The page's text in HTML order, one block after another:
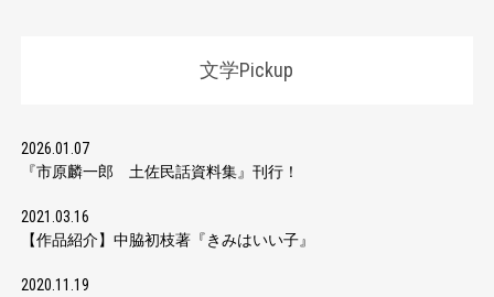
文学Pickup
2026.01.07
『市原麟一郎 土佐民話資料集』刊行！
2021.03.16
【作品紹介】中脇初枝著『きみはいい子』
2020.11.19